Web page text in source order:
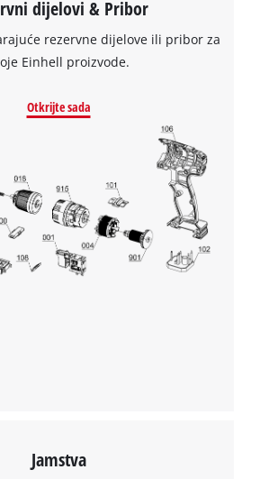
vaše dopuštenje za učitavanje
Google Maps usluge!
content is not permitted to load due
The website owner needs to setup
site with their CMP to add this content
to the list of technologies used.
Powered by
Usercentrics Consent
Management Platform
dijelovi & Pribor
rezervne dijelove ili pribor za
Einhell proizvode.
Otkrijte sada
Jamstva